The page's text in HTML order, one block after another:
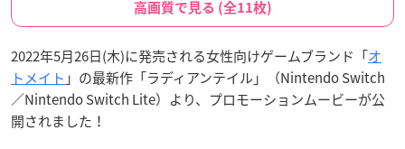
高画質で見る (全11枚)
2022年5月26日(木)に発売される女性向けゲームブランド「オ
トメイト 」の最新作「ラディアンテイル」（Nintendo Switch
／Nintendo Switch Lite）より、プロモーションムービーが公
開されました！